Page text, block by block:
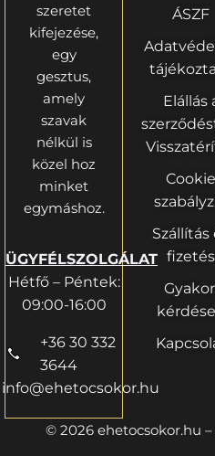
szeretet
kifejezése,
egy
gesztus,
amely
szavak
nélkül is
közel hoz
minket
egymáshoz.
ÜGYFÉLSZOLGÁLAT
Hétfő – Péntek:
09:00-16:00
+36 30 332
3644
info@ehetocsokor.hu
ÁSZF
Elállás
Cookie
Szállítás
fizetés
© 2026 ehetocsokor.hu